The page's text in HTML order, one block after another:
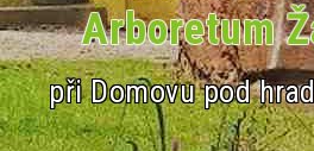
Arboretum
při Domovu pod